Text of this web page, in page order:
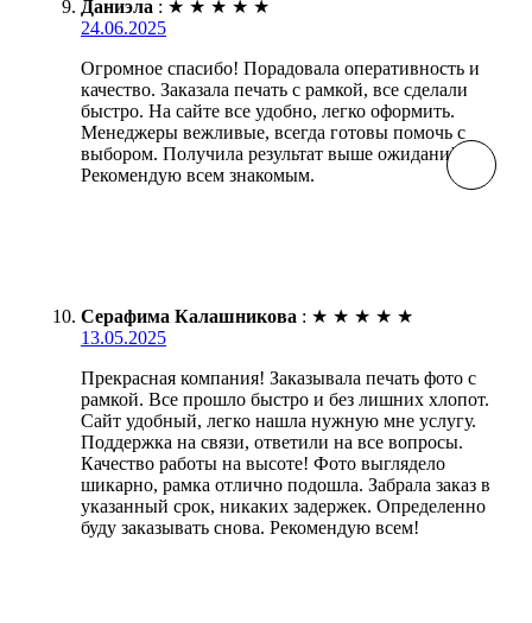
Даниэла : ★ ★ ★ ★ ★
24.06.2025
Огромное спасибо! Порадовала оперативность и
качество. Заказала печать с рамкой, все сделали
быстро. На сайте все удобно, легко оформить.
Менеджеры вежливые, всегда готовы помочь с
выбором. Получила результат выше ожиданий!
Рекомендую всем знакомым.
Серафима Калашникова : ★ ★ ★ ★ ★
13.05.2025
Прекрасная компания! Заказывала печать фото с
рамкой. Все прошло быстро и без лишних хлопот.
Сайт удобный, легко нашла нужную мне услугу.
Поддержка на связи, ответили на все вопросы.
Качество работы на высоте! Фото выглядело
шикарно, рамка отлично подошла. Забрала заказ в
указанный срок, никаких задержек. Определенно
буду заказывать снова. Рекомендую всем!